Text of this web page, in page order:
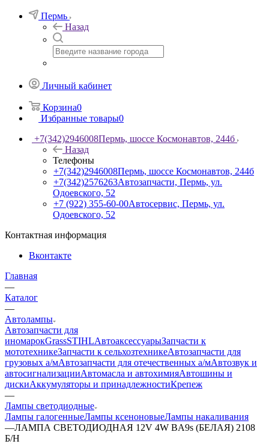
Пермь
Назад
Личный кабинет
Корзина0
Избранные товары0
+7(342)2946008Пермь, шоссе Космонавтов, 244б
Назад
Телефоны
+7(342)2946008Пермь, шоссе Космонавтов, 244б
+7(342)2576263Автозапчасти, Пермь, ул.
Одоевского, 52
+7 (922) 355-60-00Автосервис, Пермь, ул.
Одоевского, 52
Контактная информация
Вконтакте
Главная
—
Каталог
—
Автолампы
Автозапчасти для
иномарокGrassSTIHLАвтоаксессуарыЗапчасти к
мототехникеЗапчасти к сельхозтехникеАвтозапчасти для
грузовых а/мАвтозапчасти для отечественных а/мАвтозвук и
автосигнализацииАвтомасла и автохимияАвтошины и
дискиАккумуляторы и принадлежностиКрепеж
—
Лампы светодиодные
Лампы галогенныеЛампы ксеноновыеЛампы накаливания
—ЛАМПА СВЕТОДИОДНАЯ 12V 4W BA9s (БЕЛАЯ) 2108
Б/Н